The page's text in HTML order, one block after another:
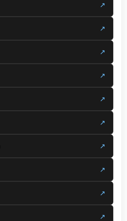
↗
↗
↗
↗
↗
↗
↗
↗
↗
↗